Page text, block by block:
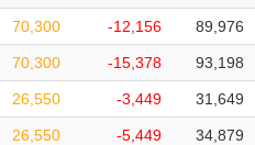
70,300 -12,156 89,976
70,300 -15,378 93,198
26,550 -3,449 31,649
26,550 -5,449 34,879